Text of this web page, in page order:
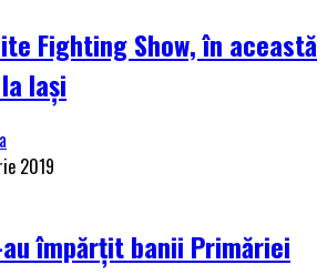
Fighting Show, în această
Iași
2019
au împărțit banii Primăriei